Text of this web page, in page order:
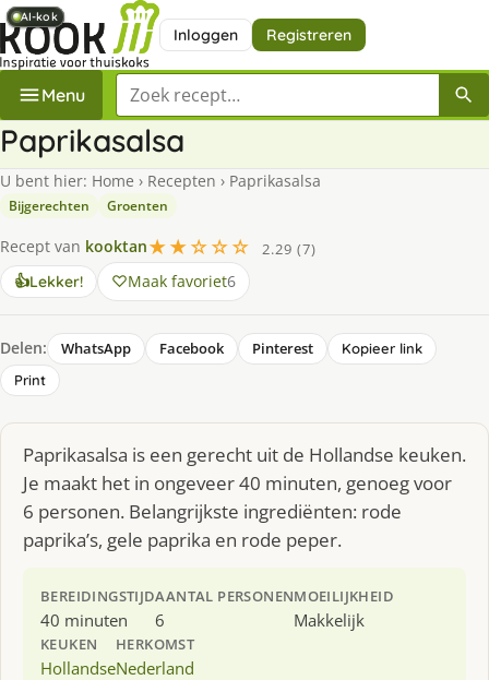
Inloggen Registreren
Menu Zoek een recept
Paprikasalsa
U bent hier: Home › Recepten › Paprikasalsa
Bijgerechten Groenten
Recept van kooktan★★☆☆☆
2.29 (7)
👍Lekker! Maak favoriet6
Delen: WhatsApp Facebook Pinterest
Kopieer link
Print
Paprikasalsa is een gerecht uit de Hollandse keuken.
Je maakt het in ongeveer 40 minuten, genoeg voor
6 personen. Belangrijkste ingrediënten: rode
paprika’s, gele paprika en rode peper.
BEREIDINGSTIJD
40 minuten
AANTAL PERSONEN
6
MOEILIJKHEID
Makkelijk
KEUKEN
Hollandse
HERKOMST
Nederland
AI-kok
AI-kok
AI-kok
AI-kok